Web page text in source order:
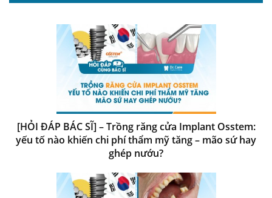
[HỎI ĐÁP BÁC SĨ] – Trồng răng cửa Implant Osstem:
yếu tố nào khiến chi phí thẩm mỹ tăng – mão sứ hay
ghép nướu?